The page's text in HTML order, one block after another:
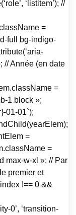
‘listitem’); //
=
full bg-indigo-
// Année (en date
=
1 block »;
01-01`);
=
=
max-w-xl »; // Par
premier et
!== 0 &&
0’, ‘transition-